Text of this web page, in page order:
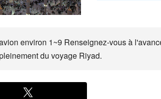
environ 1~9 Renseignez-vous à
du voyage Riyad.